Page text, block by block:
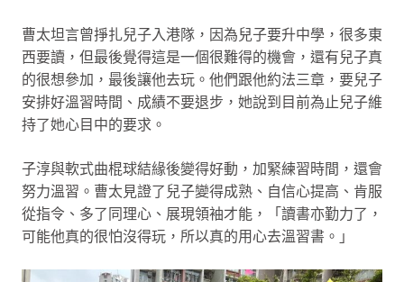
曹太坦言曾掙扎兒子入港隊，因為兒子要升中學，很多東
西要讀，但最後覺得這是一個很難得的機會，還有兒子真
的很想參加，最後讓他去玩。他們跟他約法三章，要兒子
安排好溫習時間、成績不要退步，她說到目前為止兒子維
持了她心目中的要求。
子淳與軟式曲棍球結緣後變得好動，加緊練習時間，還會
努力溫習。曹太見證了兒子變得成熟、自信心提高、肯服
從指令、多了同理心、展現領袖才能，「讀書亦勤力了，
可能他真的很怕沒得玩，所以真的用心去溫習書。」